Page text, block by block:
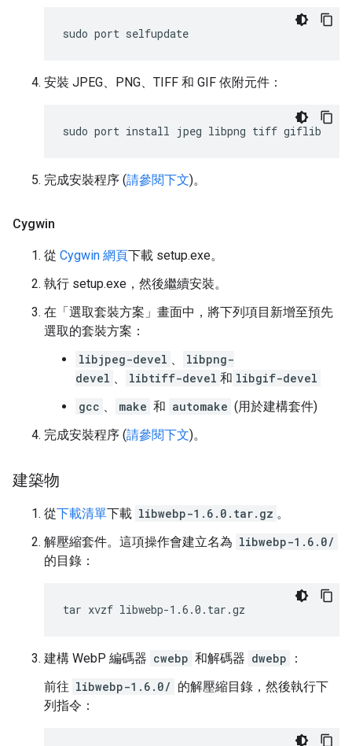
sudo port
安裝 JPEG、PNG、TIFF 和 GIF 依附元件：
sudo port install jpeg libpng tiff
完成安裝程序 (請參閱下文)。
Cygwin
從 Cygwin 網頁下載 setup.exe。
執行 setup.exe，然後繼續安裝。
在「選取套裝方案」 畫面中，將下列項目新增至預先
選取的套裝方案：
libjpeg-devel 、
libpng-
devel 、 libtiff-devel 和 libgif-devel
gcc 、 make 和 automake (用於建構套件)
完成安裝程序 (請參閱下文)。
建築物
從下載清單下載 libwebp-1.6.0.tar.gz 。
解壓縮套件。這項操作會建立名為 libwebp-1.6.0/
的目錄：
tar xvzf
建構 WebP 編碼器 cwebp 和解碼器 dwebp
：
前往 libwebp-1.6.0/ 的解壓縮目錄，然後執行下
列指令：